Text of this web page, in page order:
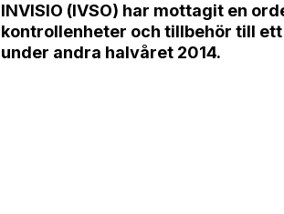
INVISIO (IVSO) har mottagit en
kontrollenheter och tillbehör till
under andra halvåret 2014.